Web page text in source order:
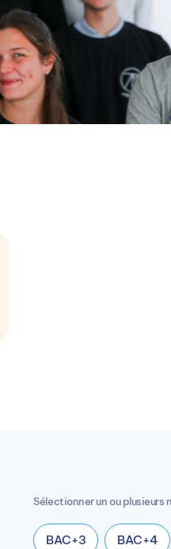
Sélectionner un ou plusieurs
BAC+3 BAC+4